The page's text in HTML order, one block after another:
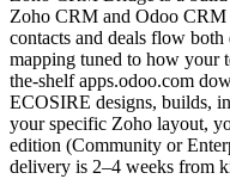
Zoho CRM and Odoo
contacts and deals flow
mapping tuned to how your
the-shelf apps.odoo.com
ECOSIRE designs, builds,
your specific Zoho layout,
edition (Community or
delivery is 2–4 weeks from